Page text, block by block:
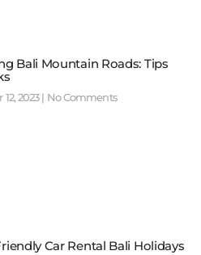
Bali Mountain Roads: Tips
2023 No Comments
Car Rental Bali Holidays